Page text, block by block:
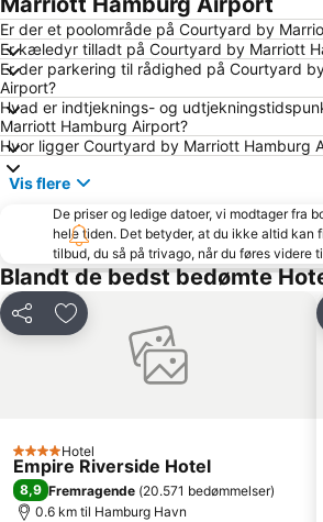
Altona-Altstadt
Billstedt Center
CCH
Blankenese
Elbphilharmonie
Altonaer Volkspark
Imtech
Hauptbahnhof Süd Metro Station
Volksbank Arena Hamburg
Bergedorf
Wild
Schnelsen
ZOB
Shopping Schanzenviertel
St Pauli
Hamborg statsopera
Automaten-Spielbank Steindamm
Victoria Stadion
Altona-Nord
Er der et poolområde på Courtyard by
Er kæledyr tilladt på Courtyard by Marriott
Er der parkering til rådighed på Courtyard
Airport?
Hvad er indtjeknings- og
Marriott Hamburg Airport?
Hvor ligger Courtyard by Marriott Hamburg
Vis flere
De priser og ledige datoer, vi modtager fra
hele tiden. Det betyder, at du ikke altid kan
tilbud, du så på trivago, når du føres videre
Blandt de bedst bedømte
Del Føj til favoritter
4 Stjerner
Hotel
Empire Riverside Hotel
8,9 Fremragende (20.571 bedømmelser)
0.6 km til Hamburg Havn